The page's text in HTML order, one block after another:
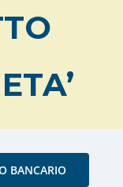
BANCARIO